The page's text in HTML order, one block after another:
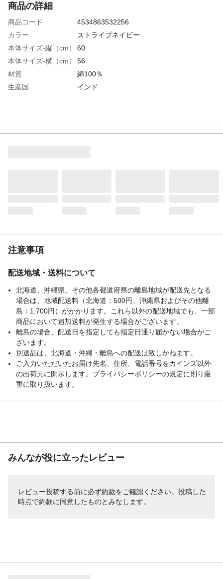
商品の詳細
商品コード
4534863532256
カラー
ストライプネイビー
本体サイズ-縦（cm）
60
本体サイズ-横（cm）
56
材質
綿100％
生産国
インド
注意事項
配送地域・送料について
北海道、沖縄県、その他各都道府県の離島地域が配送先となる
場合は、地域配送料（北海道：500円、沖縄県およびその他離
島：1,700円）がかかります。これら以外の配送地域でも、一部
商品において追加送料が発生する場合がございます。
離島の場合、配送日を指定しても指定日通り届かない場合がご
ざいます。
別送品は、北海道・沖縄・離島への配送は致しかねます。
ご入力いただいたお届け先名、住所、電話番号をカインズ以外
の出荷元に開示します。プライバシーポリシーの規定に則り厳
重に取り扱います。
みんなが役に立ったレビュー
レビュー投稿する前に必ず約款をご確認ください。投稿した
時点で約款に同意したものとみなします。